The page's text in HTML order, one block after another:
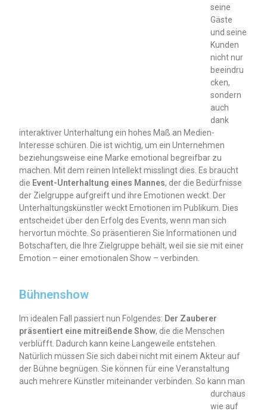
seine
Gäste
und seine
Kunden
nicht nur
beeindru
cken,
sondern
auch
dank
interaktiver Unterhaltung ein hohes Maß an Medien-
Interesse schüren. Die ist wichtig, um ein Unternehmen
beziehungsweise eine Marke emotional begreifbar zu
machen. Mit dem reinen Intellekt misslingt dies. Es braucht
die Event-Unterhaltung eines Mannes, der die Bedürfnisse
der Zielgruppe aufgreift und ihre Emotionen weckt. Der
Unterhaltungskünstler weckt Emotionen im Publikum. Dies
entscheidet über den Erfolg des Events, wenn man sich
hervortun möchte. So präsentieren Sie Informationen und
Botschaften, die Ihre Zielgruppe behält, weil sie sie mit einer
Emotion – einer emotionalen Show – verbinden.
Bühnenshow
Im idealen Fall passiert nun Folgendes: Der Zauberer
präsentiert eine mitreißende Show, die die Menschen
verblüfft. Dadurch kann keine Langeweile entstehen.
Natürlich müssen Sie sich dabei nicht mit einem Akteur auf
der Bühne begnügen. Sie können für eine Veranstaltung
auch mehrere Künstler miteinander verbinden.So kann man
durchaus
wie auf